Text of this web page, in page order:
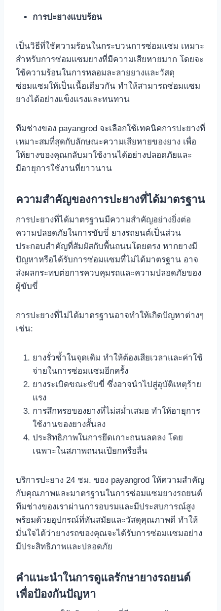
การปะยางแบบร้อน
เป็นวิธีที่ใช้ความร้อนในกระบวนการซ่อมแซม เหมาะ
สำหรับการซ่อมแซมยางที่มีความเสียหายมาก โดยจะ
ใช้ความร้อนในการหลอมละลายยางและวัสดุ
ซ่อมแซมให้เป็นเนื้อเดียวกัน ทำให้สามารถซ่อมแซม
ยางได้อย่างแข็งแรงและทนทาน
ทีมช่างของ payangrod จะเลือกใช้เทคนิคการปะยางที่
เหมาะสมที่สุดกับลักษณะความเสียหายของยาง เพื่อ
ให้ยางของคุณกลับมาใช้งานได้อย่างปลอดภัยและ
มีอายุการใช้งานที่ยาวนาน
ความสำคัญของการปะยางที่ได้มาตรฐาน
การปะยางที่ได้มาตรฐานมีความสำคัญอย่างยิ่งต่อ
ความปลอดภัยในการขับขี่ ยางรถยนต์เป็นส่วน
ประกอบสำคัญที่สัมผัสกับพื้นถนนโดยตรง หากยางมี
ปัญหาหรือได้รับการซ่อมแซมที่ไม่ได้มาตรฐาน อาจ
ส่งผลกระทบต่อการควบคุมรถและความปลอดภัยของ
ผู้ขับขี่
การปะยางที่ไม่ได้มาตรฐานอาจทำให้เกิดปัญหาต่างๆ
เช่น:
ยางรั่วซ้ำในจุดเดิม ทำให้ต้องเสียเวลาและค่าใช้
จ่ายในการซ่อมแซมอีกครั้ง
ยางระเบิดขณะขับขี่ ซึ่งอาจนำไปสู่อุบัติเหตุร้าย
แรง
การสึกหรอของยางที่ไม่สม่ำเสมอ ทำให้อายุการ
ใช้งานของยางสั้นลง
ประสิทธิภาพในการยึดเกาะถนนลดลง โดย
เฉพาะในสภาพถนนเปียกหรือลื่น
บริการปะยาง 24 ชม. ของ payangrod ให้ความสำคัญ
กับคุณภาพและมาตรฐานในการซ่อมแซมยางรถยนต์
ทีมช่างของเราผ่านการอบรมและมีประสบการณ์สูง
พร้อมด้วยอุปกรณ์ที่ทันสมัยและวัสดุคุณภาพดี ทำให้
มั่นใจได้ว่ายางรถของคุณจะได้รับการซ่อมแซมอย่าง
มีประสิทธิภาพและปลอดภัย
คำแนะนำในการดูแลรักษายางรถยนต์
เพื่อป้องกันปัญหา